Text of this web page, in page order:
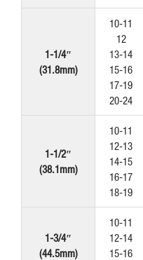
1-1/4″
(31.8mm)
10-11
12
13-14
15-16
17-19
20-24
1-1/2″
(38.1mm)
10-11
12-13
14-15
16-17
18-19
1-3/4″
(44.5mm)
10-11
12-14
15-16